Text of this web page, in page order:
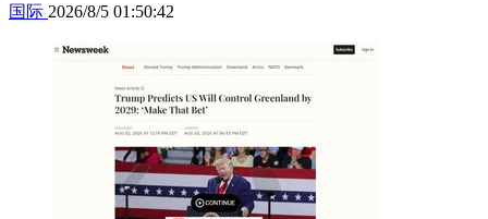
国际 2026/8/5 01:50:42